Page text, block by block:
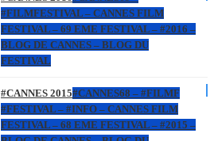
#FILMFESTIVAL – CANNES FILM
FESTIVAL – 69 EME FESTIVAL – #2016 –
BLOG DE CANNES – BLOG DU
FESTIVAL
#CANNES 2015#CANNES68 – #FILMF
#FESTIVAL – #INFO – CANNES FILM
FESTIVAL – 68 EME FESTIVAL – #2015 –